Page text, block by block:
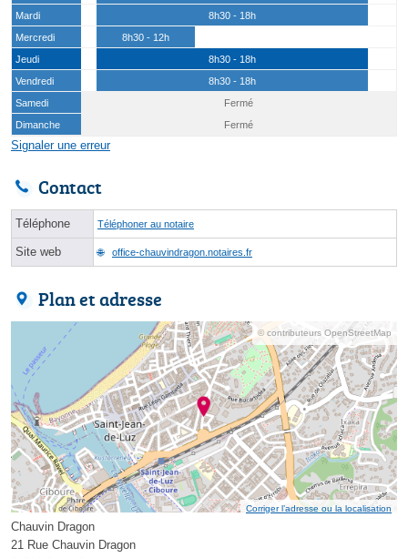
Mardi
8h30 - 18h
Mercredi
8h30 - 12h
Jeudi
8h30 - 18h
Vendredi
8h30 - 18h
Samedi
Fermé
Dimanche
Fermé
Signaler une erreur
Contact
Téléphone Téléphoner au notaire
Site web office-chauvindragon.notaires.fr
Plan et adresse
© contributeurs OpenStreetMap
Corriger l’adresse ou la localisation
Chauvin Dragon
21 Rue Chauvin Dragon